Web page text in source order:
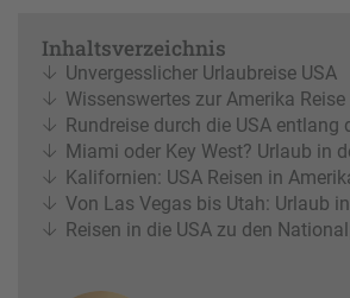
e
x
p
e
rt
e
n
e
U
rl
a
u
b
Inhaltsverzeichnis
Unvergesslicher Urlaubreise USA
Wissenswertes zur Amerika Reise
Rundreise durch die USA entlang
Miami oder Key West? Urlaub in
Kalifornien: USA Reisen in
Von Las Vegas bis Utah: Urlaub
Reisen in die USA zu den